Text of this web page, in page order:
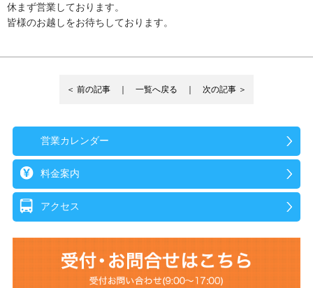
休まず営業しております。
皆様のお越しをお待ちしております。
＜ 前の記事 ｜ 一覧へ戻る ｜ 次の記事 ＞
営業カレンダー
料金案内
アクセス